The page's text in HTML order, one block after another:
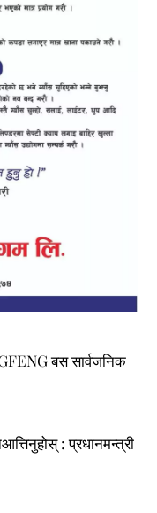
बस सार्वजनिक
: प्रधानमन्त्री